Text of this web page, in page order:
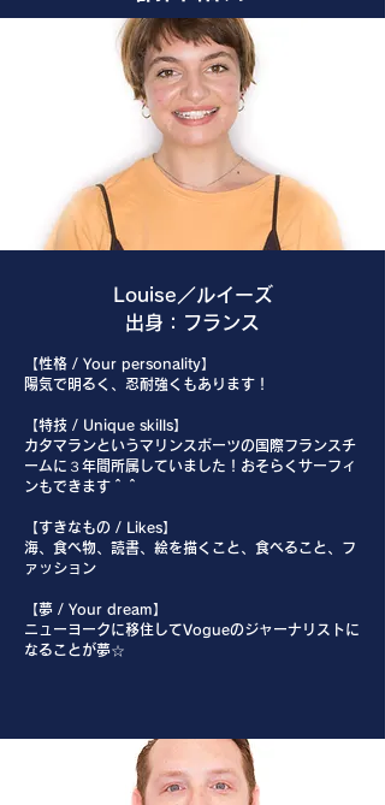
Louise／ルイーズ
出身：フランス
【性格 / Your personality】
陽気で明るく、忍耐強くもあります！
【特技 / Unique skills】
カタマランというマリンスポーツの国際フランスチ
ームに３年間所属していました！おそらくサーフィ
ンもできます＾＾
【すきなもの / Likes】
海、食べ物、読書、絵を描くこと、食べること、フ
ァッション
【夢 / Your dream】
ニューヨークに移住してVogueのジャーナリストに
なることが夢☆